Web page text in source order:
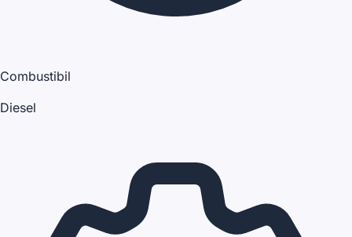
Combustibil
Diesel